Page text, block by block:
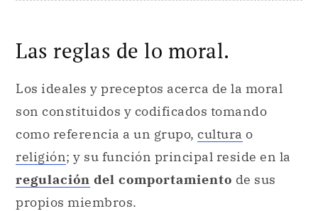
Las reglas de lo moral.
Los ideales y preceptos acerca de la moral
son constituidos y codificados tomando
como referencia a un grupo, cultura o
religión; y su función principal reside en la
regulación del comportamiento de sus
propios miembros.